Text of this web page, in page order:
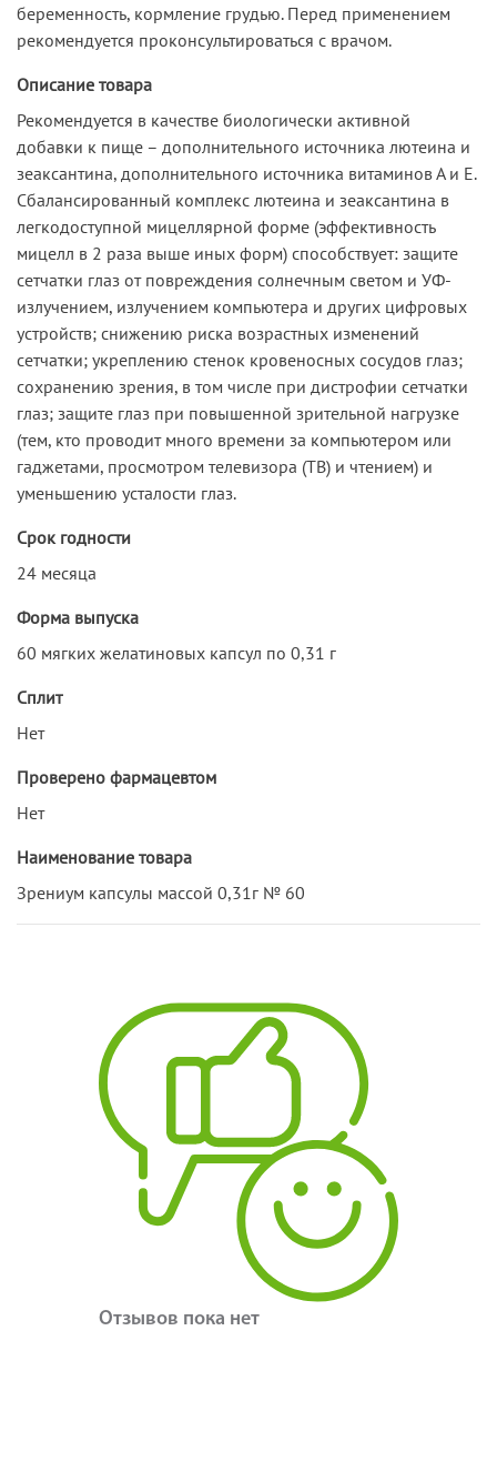
беременность, кормление грудью. Перед применением
рекомендуется проконсультироваться с врачом.
Описание товара
Рекомендуется в качестве биологически активной
добавки к пище – дополнительного источника лютеина и
зеаксантина, дополнительного источника витаминов А и Е.
Сбалансированный комплекс лютеина и зеаксантина в
легкодоступной мицеллярной форме (эффективность
мицелл в 2 раза выше иных форм) способствует: защите
сетчатки глаз от повреждения солнечным светом и УФ-
излучением, излучением компьютера и других цифровых
устройств; снижению риска возрастных изменений
сетчатки; укреплению стенок кровеносных сосудов глаз;
cохранению зрения, в том числе при дистрофии сетчатки
глаз; защите глаз при повышенной зрительной нагрузке
(тем, кто проводит много времени за компьютером или
гаджетами, просмотром телевизора (ТВ) и чтением) и
уменьшению усталости глаз.
Срок годности
24 месяца
Форма выпуска
60 мягких желатиновых капсул по 0,31 г
Сплит
Нет
Проверено фармацевтом
Нет
Наименование товара
Зрениум капсулы массой 0,31г № 60
Отзывов пока нет